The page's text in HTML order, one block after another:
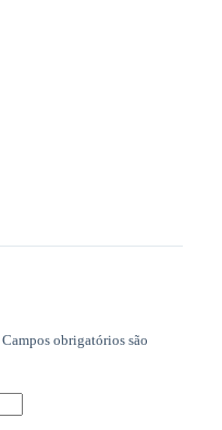
Campos obrigatórios são